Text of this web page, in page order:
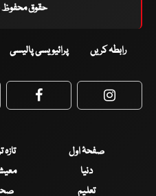
حقوق محفوظ
رابطہ کریں پرائیویسی پالیسی
Facebook
صفحۂ اول تازہ
دنیا
تعلیم